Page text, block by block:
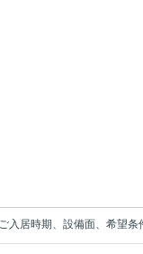
入居時期、設備面、希望条